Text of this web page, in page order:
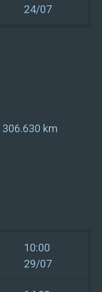
24/07
306.630 km
10:00
29/07